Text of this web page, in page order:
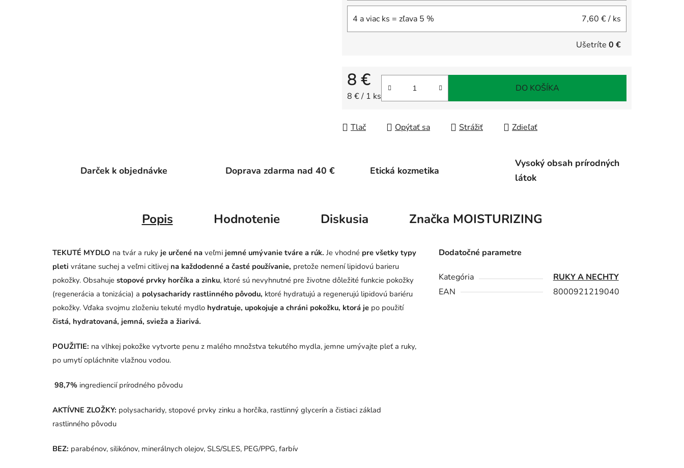
4 a viac ks = zľava 5 % 7,60 €/ ks
Ušetríte 0 €
8 €
Jednotková cena:
8 € / 1 ks
DO KOŠÍKA
Tlač Opýtať sa Strážiť Zdieľať
Darček k objednávke Doprava zdarma nad 40 € Etická kozmetika
Vysoký obsah prírodných
látok
Popis Hodnotenie Diskusia Značka MOISTURIZING
TEKUTÉ MYDLO na tvár a ruky je určené na veľmi jemné umývanie tváre a rúk. Je vhodné pre všetky typy
pleti vrátane suchej a veľmi citlivej na každodenné a časté používanie, pretože nemení lipidovú barieru
pokožky. Obsahuje stopové prvky horčíka a zinku, ktoré sú nevyhnutné pre životne dôležité funkcie pokožky
(regenerácia a tonizácia) a polysacharidy rastlinného pôvodu, ktoré hydratujú a regenerujú lipidovú bariéru
pokožky. Vďaka svojmu zloženiu tekuté mydlo hydratuje, upokojuje a chráni pokožku, ktorá je po použití
čistá, hydratovaná, jemná, svieža a žiarivá.
POUŽITIE: na vlhkej pokožke vytvorte penu z malého množstva tekutého mydla, jemne umývajte pleť a ruky,
po umytí opláchnite vlažnou vodou.
98,7% ingrediencií prírodného pôvodu
AKTÍVNE ZLOŽKY: polysacharidy, stopové prvky zinku a horčíka, rastlinný glycerín a čistiaci základ
rastlinného pôvodu
BEZ: parabénov, silikónov, minerálnych olejov, SLS/SLES, PEG/PPG, farbív
Dodatočné parametre
Kategória
RUKY A NECHTY
EAN
8000921219040